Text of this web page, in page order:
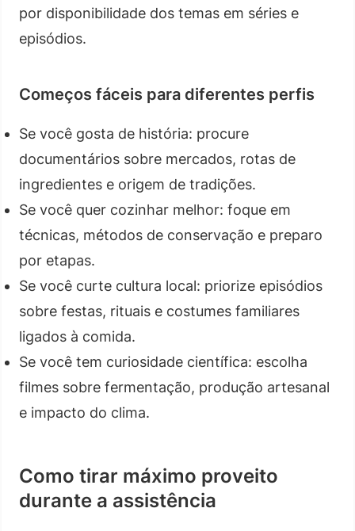
por disponibilidade dos temas em séries e
episódios.
Começos fáceis para diferentes perfis
Se você gosta de história: procure
documentários sobre mercados, rotas de
ingredientes e origem de tradições.
Se você quer cozinhar melhor: foque em
técnicas, métodos de conservação e preparo
por etapas.
Se você curte cultura local: priorize episódios
sobre festas, rituais e costumes familiares
ligados à comida.
Se você tem curiosidade científica: escolha
filmes sobre fermentação, produção artesanal
e impacto do clima.
Como tirar máximo proveito
durante a assistência